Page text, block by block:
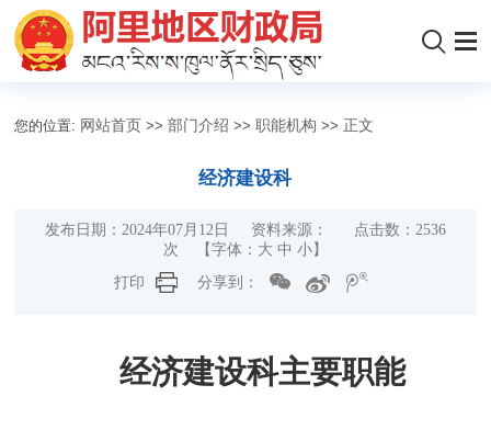
您的位置: 网站首页 >>部门介绍 >>职能机构 >> 正文
经济建设科
发布日期：2024年07月12日 资料来源： 点击数： 2536
次
【字体： 大 中 小】
打印
分享到：
经济建设科主要职能